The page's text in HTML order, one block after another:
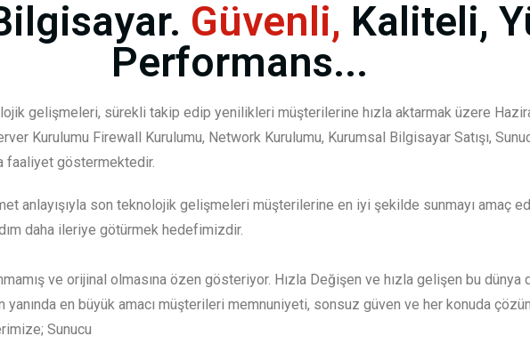
Güvenli, Kaliteli,
Performans...
gelişmeleri, sürekli takip edip yenilikleri müşterilerine hızla aktarmak üzere
Kurulumu Firewall Kurulumu, Network Kurulumu, Kurumsal Bilgisayar Satışı,
faaliyet göstermektedir.
anlayışıyla son teknolojik gelişmeleri müşterilerine en iyi şekilde sunmayı amaç
daha ileriye götürmek hedefimizdir.
ve orijinal olmasına özen gösteriyor. Hızla Değişen ve hızla gelişen bu
en büyük amacı müşterileri memnuniyeti, sonsuz güven ve her konuda
Sunucu